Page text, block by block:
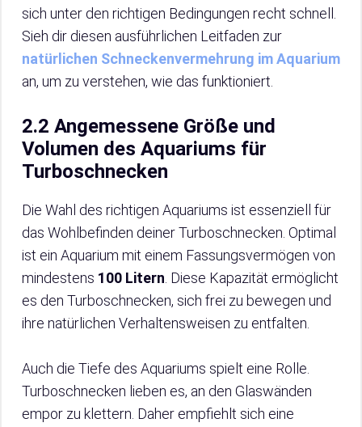
sich unter den richtigen Bedingungen recht schnell.
Sieh dir diesen ausführlichen Leitfaden zur
natürlichen Schneckenvermehrung im Aquarium
an, um zu verstehen, wie das funktioniert.
2.2 Angemessene Größe und
Volumen des Aquariums für
Turboschnecken
Die Wahl des richtigen Aquariums ist essenziell für
das Wohlbefinden deiner Turboschnecken. Optimal
ist ein Aquarium mit einem Fassungsvermögen von
mindestens 100 Litern . Diese Kapazität ermöglicht
es den Turboschnecken, sich frei zu bewegen und
ihre natürlichen Verhaltensweisen zu entfalten.
Auch die Tiefe des Aquariums spielt eine Rolle.
Turboschnecken lieben es, an den Glaswänden
empor zu klettern. Daher empfiehlt sich eine